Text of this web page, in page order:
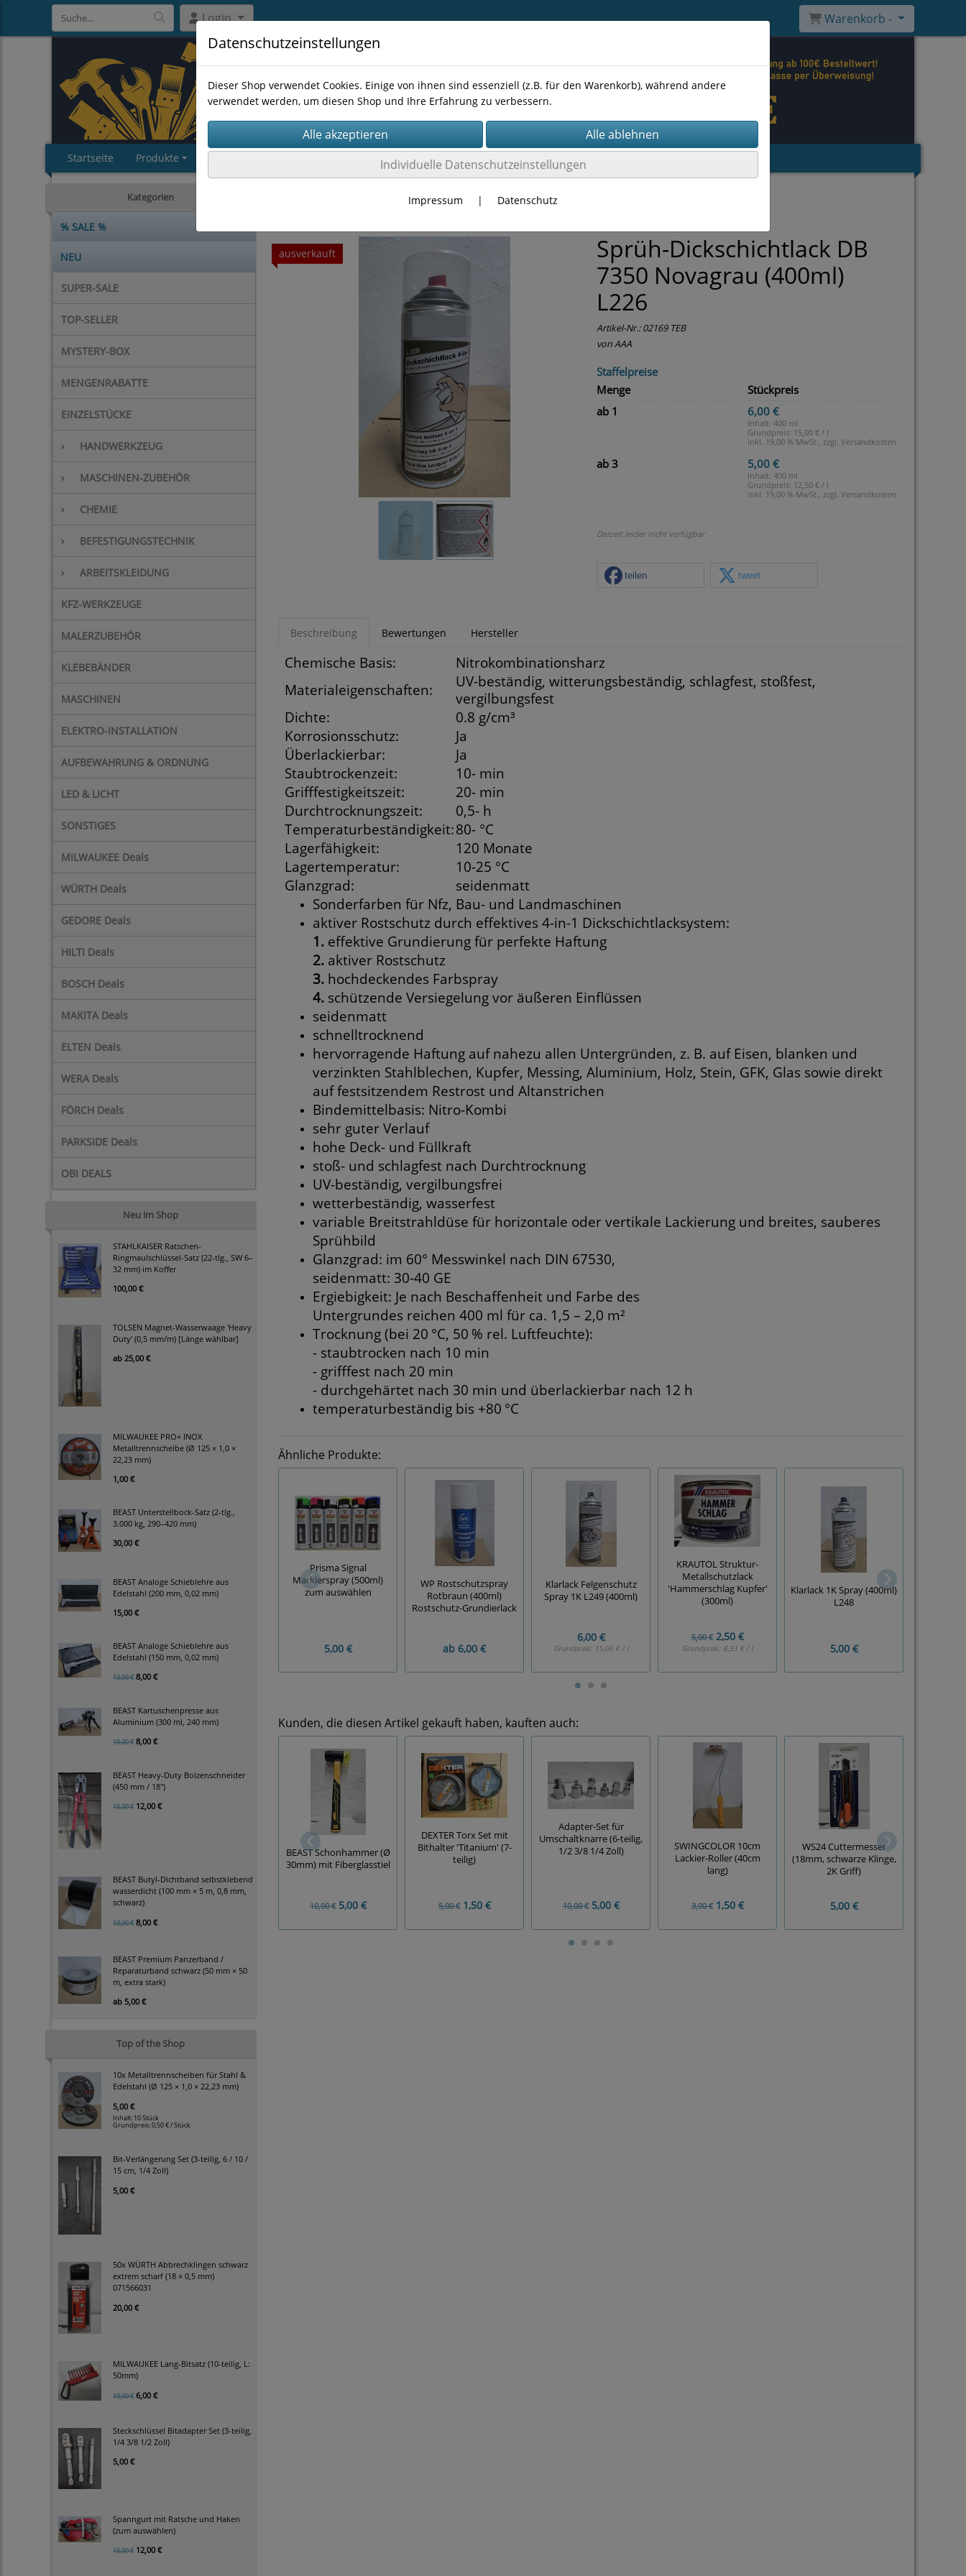
Login Warenkorb -
Startseite Produkte
Kategorien
% SALE %
NEU
SUPER-SALE
TOP-SELLER
MYSTERY-BOX
MENGENRABATTE
EINZELSTÜCKE
› HANDWERKZEUG
› MASCHINEN-ZUBEHÖR
› CHEMIE
› BEFESTIGUNGSTECHNIK
› ARBEITSKLEIDUNG
KFZ-WERKZEUGE
MALERZUBEHÖR
KLEBEBÄNDER
MASCHINEN
ELEKTRO-INSTALLATION
AUFBEWAHRUNG & ORDNUNG
LED & LICHT
SONSTIGES
MILWAUKEE Deals
WÜRTH Deals
GEDORE Deals
HILTI Deals
BOSCH Deals
MAKITA Deals
ELTEN Deals
WERA Deals
FÖRCH Deals
PARKSIDE Deals
OBI DEALS
Neu im Shop
STAHLKAISER Ratschen-
Ringmaulschlüssel-Satz (22-tlg., SW 6–
32 mm) im Koffer
100,00 €
TOLSEN Magnet-Wasserwaage 'Heavy
Duty' (0,5 mm/m) [Länge wählbar]
ab 25,00 €
MILWAUKEE PRO+ INOX
Metalltrennscheibe (Ø 125 × 1,0 ×
22,23 mm)
1,00 €
BEAST Unterstellbock-Satz (2-tlg.,
3.000 kg, 290–420 mm)
30,00 €
BEAST Analoge Schieblehre aus
Edelstahl (200 mm, 0,02 mm)
15,00 €
BEAST Analoge Schieblehre aus
Edelstahl (150 mm, 0,02 mm)
10,00 € 8,00 €
BEAST Kartuschenpresse aus
Aluminium (300 ml, 240 mm)
10,00 € 8,00 €
BEAST Heavy-Duty Bolzenschneider
(450 mm / 18")
15,00 € 12,00 €
BEAST Butyl-Dichtband selbstklebend
wasserdicht (100 mm × 5 m, 0,8 mm,
schwarz)
10,00 € 8,00 €
BEAST Premium Panzerband /
Reparaturband schwarz (50 mm × 50
m, extra stark)
ab 5,00 €
Top of the Shop
10x Metalltrennscheiben für Stahl &
Edelstahl (Ø 125 × 1,0 × 22,23 mm)
5,00 €
Inhalt: 10 Stück
Grundpreis:0,50 € / Stück
Bit-Verlängerung Set (3-teilig, 6 / 10 /
15 cm, 1/4 Zoll)
5,00 €
50x WÜRTH Abbrechklingen schwarz
extrem scharf (18 × 0,5 mm)
071566031
20,00 €
MILWAUKEE Lang-Bitsatz (10-teilig, L:
50mm)
10,00 € 6,00 €
Steckschlüssel Bitadapter Set (3-teilig,
1/4 3/8 1/2 Zoll)
5,00 €
Spanngurt mit Ratsche und Haken
(zum auswählen)
15,00 € 12,00 €
ausverkauft
Sprüh-Dickschichtlack DB
7350 Novagrau (400ml)
L226
Artikel-Nr.:02169 TEB
von AAA
Staffelpreise
Menge
Stückpreis
ab 1
6,00 €
Inhalt: 400 ml
Grundpreis: 15,00 € / l
inkl. 19,00 % MwSt., zzgl. Versandkosten
ab 3 5,00 €
Inhalt: 400 ml
Grundpreis: 12,50 € / l
inkl. 19,00 % MwSt., zzgl. Versandkosten
Derzeit leider nicht verfügbar
teilen tweet
Beschreibung Bewertungen Hersteller
Chemische Basis:
Nitrokombinationsharz
Materialeigenschaften:
UV-beständig, witterungsbeständig, schlagfest, stoßfest,
vergilbungsfest
Dichte:
0.8 g/cm³
Korrosionsschutz:
Ja
Überlackierbar:
Ja
Staubtrockenzeit:
10- min
Grifffestigkeitszeit:
20- min
Durchtrocknungszeit:
0,5- h
Temperaturbeständigkeit:80- °C
Lagerfähigkeit:
120 Monate
Lagertemperatur:
10-25 °C
Glanzgrad:
seidenmatt
Sonderfarben für Nfz, Bau- und Landmaschinen
aktiver Rostschutz durch effektives 4-in-1 Dickschichtlacksystem:
1. effektive Grundierung für perfekte Haftung
2. aktiver Rostschutz
3. hochdeckendes Farbspray
4. schützende Versiegelung vor äußeren Einflüssen
seidenmatt
schnelltrocknend
hervorragende Haftung auf nahezu allen Untergründen, z. B. auf Eisen, blanken und
verzinkten Stahlblechen, Kupfer, Messing, Aluminium, Holz, Stein, GFK, Glas sowie direkt
auf festsitzendem Restrost und Altanstrichen
Bindemittelbasis: Nitro-Kombi
sehr guter Verlauf
hohe Deck- und Füllkraft
stoß- und schlagfest nach Durchtrocknung
UV-beständig, vergilbungsfrei
wetterbeständig, wasserfest
variable Breitstrahldüse für horizontale oder vertikale Lackierung und breites, sauberes
Sprühbild
Glanzgrad: im 60° Messwinkel nach DIN 67530,
seidenmatt: 30-40 GE
Ergiebigkeit: Je nach Beschaffenheit und Farbe des
Untergrundes reichen 400 ml für ca. 1,5 – 2,0 m²
Trocknung (bei 20 °C, 50 % rel. Luftfeuchte):
- staubtrocken nach 10 min
- grifffest nach 20 min
- durchgehärtet nach 30 min und überlackierbar nach 12 h
temperaturbeständig bis +80 °C
Ähnliche Produkte:
Prisma Signal
Markierspray (500ml)
zum auswählen
5,00 €
WP Rostschutzspray
Rotbraun (400ml)
Rostschutz-Grundierlack
ab 6,00 €
Klarlack Felgenschutz
Spray 1K L249 (400ml)
6,00 €
Grundpreis: 15,00 € / l
KRAUTOL Struktur-
Metallschutzlack
'Hammerschlag Kupfer'
(300ml)
5,00 €2,50 €
Grundpreis: 8,33 € / l
Klarlack 1K Spray (400ml)
L248
5,00 €
Kunden, die diesen Artikel gekauft haben, kauften auch:
BEAST Schonhammer (Ø
30mm) mit Fiberglasstiel
10,00 €5,00 €
DEXTER Torx Set mit
Bithalter 'Titanium' (7-
teilig)
5,00 €1,50 €
Adapter-Set für
Umschaltknarre (6-teilig,
1/2 3/8 1/4 Zoll)
10,00 €5,00 €
SWINGCOLOR 10cm
Lackier-Roller (40cm
lang)
3,00 €1,50 €
WS24 Cuttermesser
(18mm, schwarze Klinge,
2K Griff)
5,00 €
Datenschutzeinstellungen
Dieser Shop verwendet Cookies. Einige von ihnen sind essenziell (z.B. für den Warenkorb), während andere
verwendet werden, um diesen Shop und Ihre Erfahrung zu verbessern.
Individuelle Datenschutzeinstellungen
Impressum | Datenschutz